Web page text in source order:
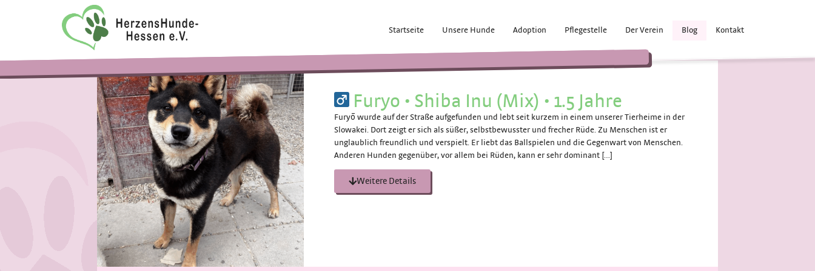
Startseite Unsere Hunde Adoption Pflegestelle Der Verein Blog Kontakt
Furyo • Shiba Inu (Mix) • 1.5 Jahre
Furyō wurde auf der Straße aufgefunden und lebt seit kurzem in einem unserer Tierheime in der
Slowakei. Dort zeigt er sich als süßer, selbstbewusster und frecher Rüde. Zu Menschen ist er
unglaublich freundlich und verspielt. Er liebt das Ballspielen und die Gegenwart von Menschen.
Anderen Hunden gegenüber, vor allem bei Rüden, kann er sehr dominant […]
Weitere Details